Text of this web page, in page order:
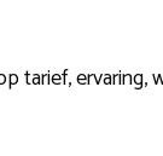
ervaring,